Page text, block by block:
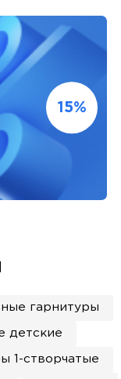
15%
гарнитуры
детские
1-створчатые